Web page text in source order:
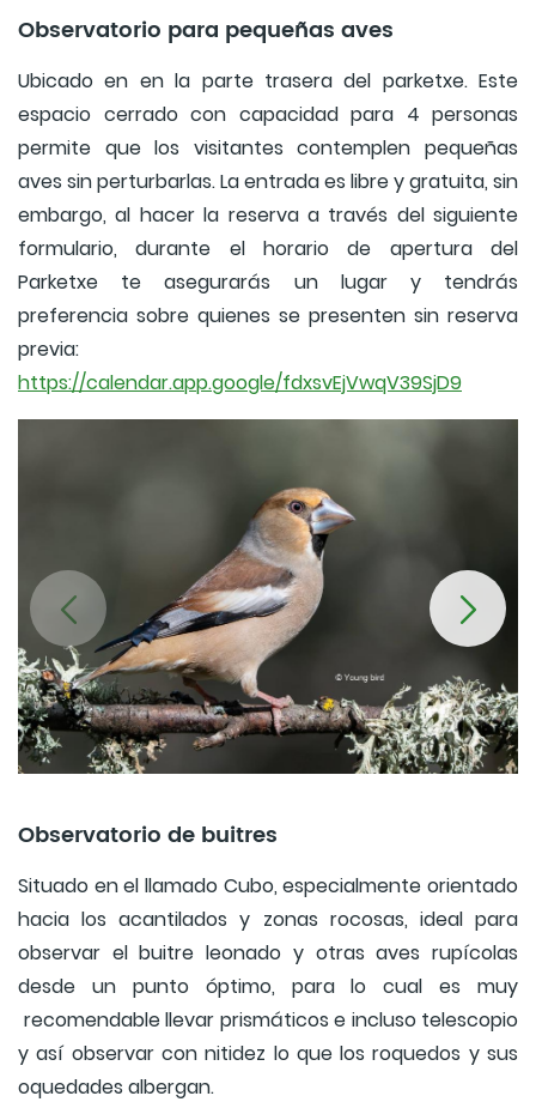
Observatorio para pequeñas aves
Ubicado en en la parte trasera del parketxe. Este
espacio cerrado con capacidad para 4 personas
permite que los visitantes contemplen pequeñas
aves sin perturbarlas. La entrada es libre y gratuita, sin
embargo, al hacer la reserva a través del siguiente
formulario, durante el horario de apertura del
Parketxe te asegurarás un lugar y tendrás
preferencia sobre quienes se presenten sin reserva
previa:
https://calendar.app.google/fdxsvEjVwqV39SjD9
Observatorio de buitres
Situado en el llamado Cubo, especialmente orientado
hacia los acantilados y zonas rocosas, ideal para
observar el buitre leonado y otras aves rupícolas
desde un punto óptimo, para lo cual es muy
recomendable llevar prismáticos e incluso telescopio
y así observar con nitidez lo que los roquedos y sus
oquedades albergan.